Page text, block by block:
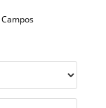
Campos